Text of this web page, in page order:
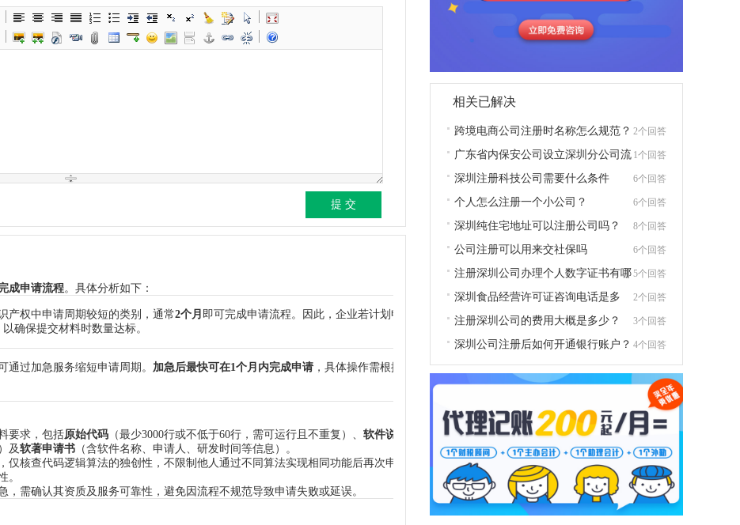
成申请流程。具体分析如下：
产权中申请周期较短的类别，通常2个月 即可完成申请流程。因此，企业若计划申请高新
确保提交材料时数量达标。
通过加急服务缩短申请周期。 加急后最快可在1个月内完成申请 ，具体操作需根据代理机
要求，包括原始代码 （最少3000行或不低于60行，需可运行且不重复）、 软件说明书
及软著申请书 （含软件名称、申请人、研发时间等信息）。
仅核查代码逻辑算法的独创性，不限制他人通过不同算法实现相同功能后再次申请。因
。
，需确认其资质及服务可靠性，避免因流程不规范导致申请失败或延误。
相关已解决
2个回答
跨境电商公司注册时名称怎么规范？
1个回答
广东省内保安公司设立深圳分公司流
程
6个回答
深圳注册科技公司需要什么条件
6个回答
个人怎么注册一个小公司？
8个回答
深圳纯住宅地址可以注册公司吗？
6个回答
公司注册可以用来交社保吗
5个回答
注册深圳公司办理个人数字证书有哪
几个地方
2个回答
深圳食品经营许可证咨询电话是多
少？
3个回答
注册深圳公司的费用大概是多少？
4个回答
深圳公司注册后如何开通银行账户？